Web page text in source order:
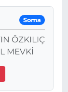
Soma
ÖZKILIÇ
MEVKİ